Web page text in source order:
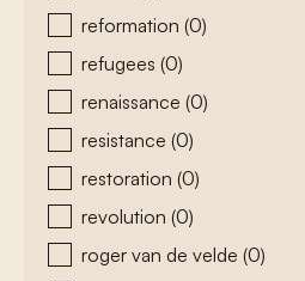
reformation (0)
refugees (0)
renaissance (0)
resistance (0)
restoration (0)
revolution (0)
roger van de velde (0)